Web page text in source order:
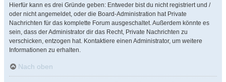
Hierfür kann es drei Gründe geben: Entweder bist du nicht registriert und /
oder nicht angemeldet, oder die Board-Administration hat Private
Nachrichten für das komplette Forum ausgeschaltet. Außerdem könnte es
sein, dass der Administrator dir das Recht, Private Nachrichten zu
verschicken, entzogen hat. Kontaktiere einen Administrator, um weitere
Informationen zu erhalten.
Nach oben